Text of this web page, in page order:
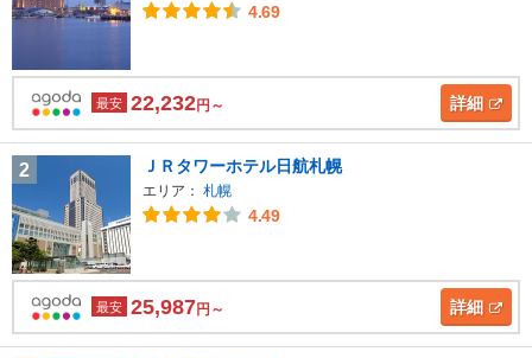
4.69
最安 22,232円～ 詳細
2 ＪＲタワーホテル日航札幌
エリア： 札幌
4.49
最安 25,987円～ 詳細